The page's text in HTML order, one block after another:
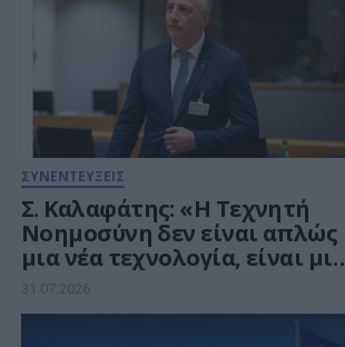
ΣΥΝΕΝΤΕΥΞΕΙΣ
Σ. Καλαφάτης: «Η Τεχνητή
Νοημοσύνη δεν είναι απλώς
μια νέα τεχνολογία, είναι μια
νέα βιομηχανική
επανάσταση»
31.07.2026